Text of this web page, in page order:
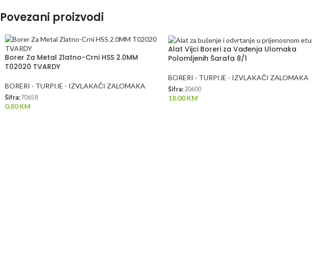
Povezani proizvodi
Borer Za Metal Zlatno-Crni HSS 2.0MM
T02020 TVARDY
BORERI - TURPIJE - IZVLAKAČI ZALOMAKA
Šifra: 70658
0.80KM
Alat Vijci Boreri za Vađenja Ulomaka
Polomljenih Šarafa 8/1
BORERI - TURPIJE - IZVLAKAČI ZALOMAKA
Šifra: 20600
18.00KM